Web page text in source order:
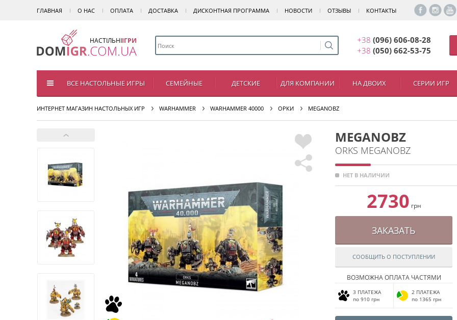
ГЛАВНАЯ О НАС ОПЛАТА ДОСТАВКА ДИСКОНТНАЯ ПРОГРАММА НОВОСТИ ОТЗЫВЫ КОНТАКТЫ
НАСТІЛЬНІІГРИ +38 (096) 606-08-28
+38 (050) 662-53-75
ВСЕ НАСТОЛЬНЫЕ ИГРЫ СЕМЕЙНЫЕ ДЕТСКИЕ ДЛЯ КОМПАНИИ НА ДВОИХ СЕРИИ ИГР
ИНТЕРНЕТ МАГАЗИН НАСТОЛЬНЫХ ИГР WARHAMMER WARHAMMER 40000 ОРКИ MEGANOBZ
MEGANOBZ
ORKS MEGANOBZ
НЕТ В НАЛИЧИИ
2730 грн
ЗАКАЗАТЬ
СООБЩИТЬ О ПОСТУПЛЕНИИ
ВОЗМОЖНА ОПЛАТА ЧАСТЯМИ
3 ПЛАТЕЖА
по 910 грн
2 ПЛАТЕЖА
по 1365 грн